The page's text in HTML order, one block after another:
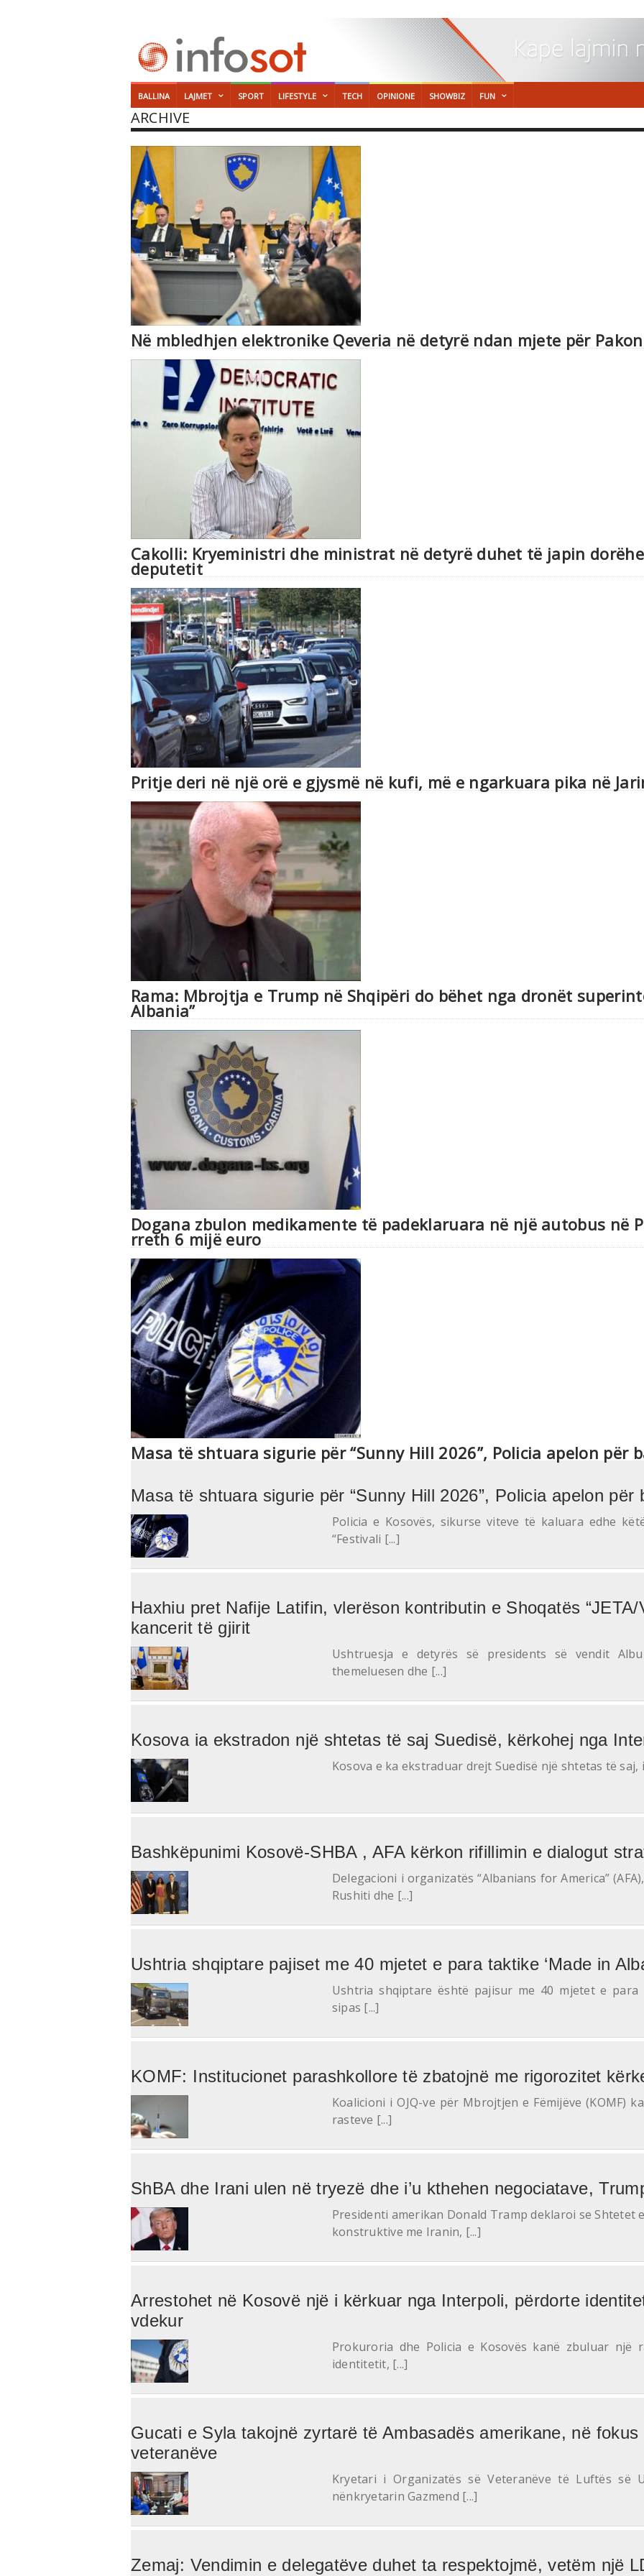
BALLINA LAJMET SPORT LIFESTYLE TECH OPINIONE SHOWBIZ FUN
ARCHIVE
Në mbledhjen elektronike Qeveria në detyrë ndan mjete për
Cakolli: Kryeministri dhe ministrat në detyrë duhet të japin
deputetit
Pritje deri në një orë e gjysmë në kufi, më e ngarkuara pika në
Rama: Mbrojtja e Trump në Shqipëri do bëhet nga dronët
Albania”
Dogana zbulon medikamente të padeklaruara në një autobus në
rreth 6 mijë euro
Masa të shtuara sigurie për “Sunny Hill 2026”, Policia apelon për
Masa të shtuara sigurie për “Sunny Hill 2026”, Policia apelon për
Policia e Kosovës, sikurse viteve të kaluara edhe
“Festivali [...]
Haxhiu pret Nafije Latifin, vlerëson kontributin e Shoqatës
kancerit të gjirit
Ushtruesja e detyrës së presidents së vendit
themeluesen dhe [...]
Kosova ia ekstradon një shtetas të saj Suedisë, kërkohej nga
Kosova e ka ekstraduar drejt Suedisë një shtetas të
Bashkëpunimi Kosovë-SHBA , AFA kërkon rifillimin e dialogut
Delegacioni i organizatës “Albanians for America”
Rushiti dhe [...]
Ushtria shqiptare pajiset me 40 mjetet e para taktike ‘Made in
Ushtria shqiptare është pajisur me 40 mjetet e
sipas [...]
KOMF: Institucionet parashkollore të zbatojnë me rigorozitet
Koalicioni i OJQ-ve për Mbrojtjen e Fëmijëve (KOMF)
rasteve [...]
ShBA dhe Irani ulen në tryezë dhe i’u kthehen negociatave,
Presidenti amerikan Donald Tramp deklaroi se Shtetet
konstruktive me Iranin, [...]
Arrestohet në Kosovë një i kërkuar nga Interpoli, përdorte
vdekur
Prokuroria dhe Policia e Kosovës kanë zbuluar
identitetit, [...]
Gucati e Syla takojnë zyrtarë të Ambasadës amerikane, në
veteranëve
Kryetari i Organizatës së Veteranëve të Luftës së
nënkryetarin Gazmend [...]
Zemaj: Vendimin e delegatëve duhet ta respektojmë, vetëm një